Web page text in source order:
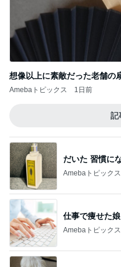
想像以上に素敵だった老舗の
Amebaトピックス 1日前
記
だいた 習慣に
Amebaトピックス
仕事で痩せた
Amebaトピックス